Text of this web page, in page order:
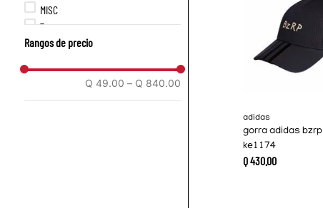
MISC
7
14
Rangos de precio
Q 49.00 – Q 840.00
adidas
gorra adidas
ke1174
Q43000